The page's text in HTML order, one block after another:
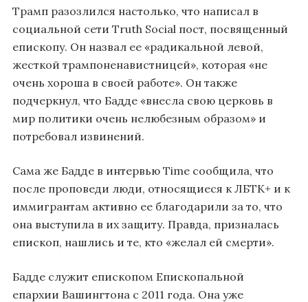
Трамп разозлился настолько, что написал в
социальной сети Truth Social пост, посвященный
епископу. Он назвал ее «радикальной левой,
жесткой трампоненавистницей», которая «не
очень хороша в своей работе». Он также
подчеркнул, что Бадде «внесла свою церковь в
мир политики очень нелюбезным образом» и
потребовал извинений.
Сама же Бадде в интервью Time сообщила, что
после проповеди люди, относящиеся к ЛБТК+ и к
иммигрантам активно ее благодарили за то, что
она выступила в их защиту. Правда, призналась
епископ, нашлись и те, кто «желал ей смерти».
Бадде служит епископом Епископальной
епархии Вашингтона с 2011 года. Она уже